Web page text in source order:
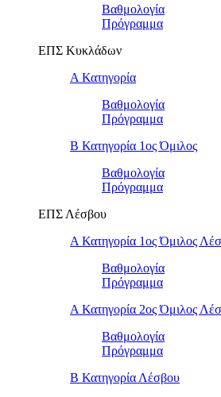
Βαθμολογία
Πρόγραμμα
ΕΠΣ Κυκλάδων
Α Κατηγορία
Βαθμολογία
Πρόγραμμα
Β Κατηγορία 1ος Όμιλος
Βαθμολογία
Πρόγραμμα
ΕΠΣ Λέσβου
Α Κατηγορία 1ος Όμιλος
Βαθμολογία
Πρόγραμμα
Α Κατηγορία 2ος Όμιλος
Βαθμολογία
Πρόγραμμα
B Κατηγορία Λέσβου